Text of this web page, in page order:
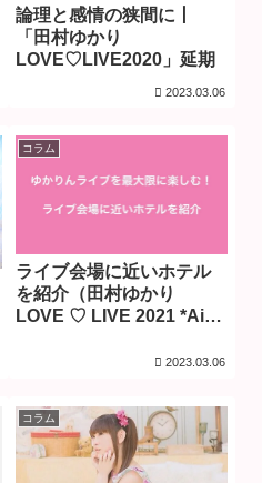
論理と感情の狭間に丨
「田村ゆかり
LOVE♡LIVE2020」延期
2023.03.06
コラム
ライブ会場に近いホテル
を紹介（田村ゆかり
LOVE ♡ LIVE 2021 *Airy-
2023.03.06
コラム